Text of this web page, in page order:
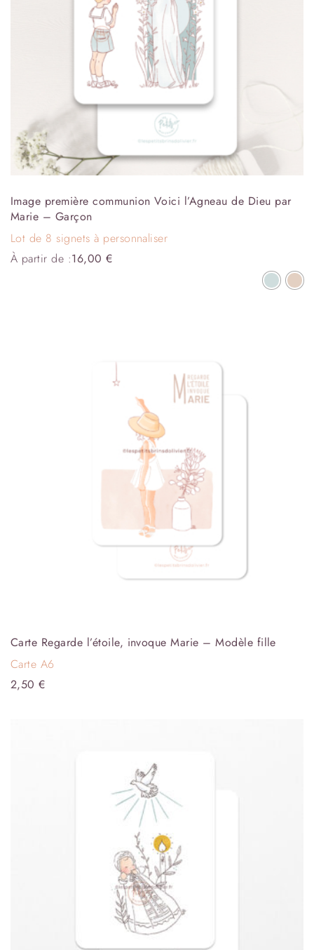
Image première communion Voici l’Agneau de Dieu par
Marie – Garçon
Lot de 8 signets à personnaliser
À partir de :16,00€
Carte Regarde l’étoile, invoque Marie – Modèle fille
Carte A6
2,50€